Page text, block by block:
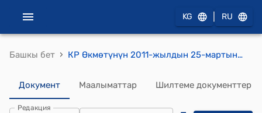
KG RU
Башкы бет › КР Өкмөтүнүн 2011-жылдын 25-мартындагы № 76-б (Кыргыз Республикасынын аймагында мамлекеттик чектелген ресурсту радио жыштык спектрин пайдалануу тууралуу) буйругу
Документ Маалыматтар Шилтеме документтер
Редакция